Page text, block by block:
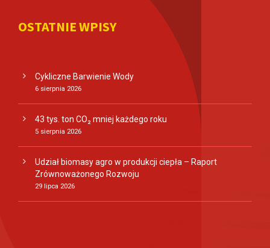
OSTATNIE WPISY
Cykliczne Barwienie Wody
6 sierpnia 2026
43 tys. ton CO₂ mniej każdego roku
5 sierpnia 2026
Udział biomasy agro w produkcji ciepła – Raport
Zrównoważonego Rozwoju
29 lipca 2026